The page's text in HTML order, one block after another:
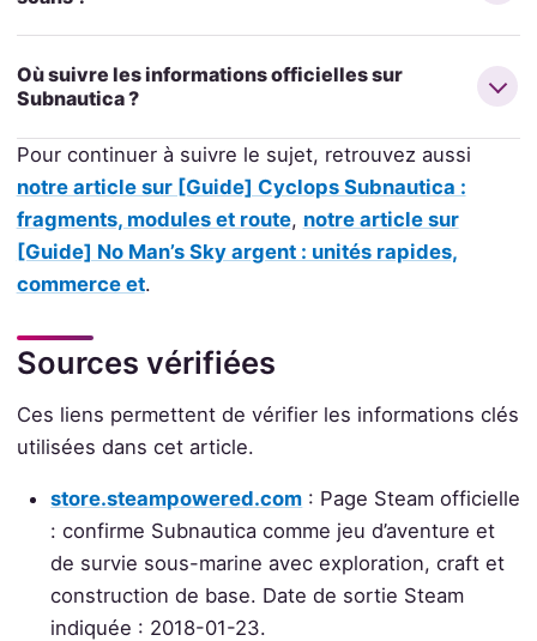
Où suivre les informations officielles sur
Subnautica ?
Pour continuer à suivre le sujet, retrouvez aussi
notre article sur [Guide] Cyclops Subnautica :
fragments, modules et route, notre article sur
[Guide] No Man’s Sky argent : unités rapides,
commerce et.
Sources vérifiées
Ces liens permettent de vérifier les informations clés
utilisées dans cet article.
store.steampowered.com : Page Steam officielle
: confirme Subnautica comme jeu d’aventure et
de survie sous-marine avec exploration, craft et
construction de base. Date de sortie Steam
indiquée : 2018-01-23.